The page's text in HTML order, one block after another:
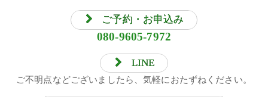
ご予約・お申込み
080-9605-7972
LINE
ご不明点などございましたら、気軽におたずねください。